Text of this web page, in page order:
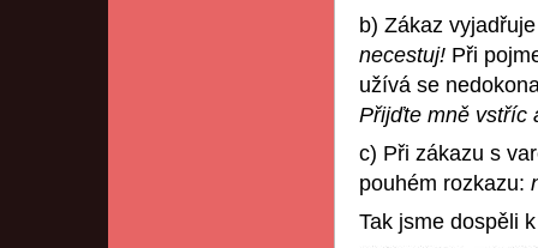
b) Zákaz
necestuj! Při
užívá se
Přijďte mně vstříc
c) Při zákazu s
pouhém rozkazu:
Tak jsme dospěli